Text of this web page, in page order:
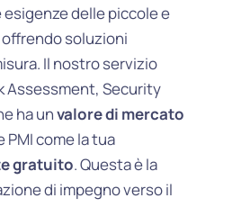
delle piccole e
soluzioni
Il nostro servizio
Assessment, Security
ha unvalore di mercato
PMI come la tua
gratuito. Questa è la
di impegno verso il